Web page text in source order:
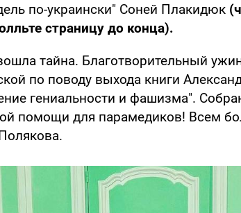
по-украински" Соней Плакидюк
страницу до конца).
тайна. Благотворительный
по поводу выхода книги
гениальности и фашизма".
помощи для парамедиков! Всем